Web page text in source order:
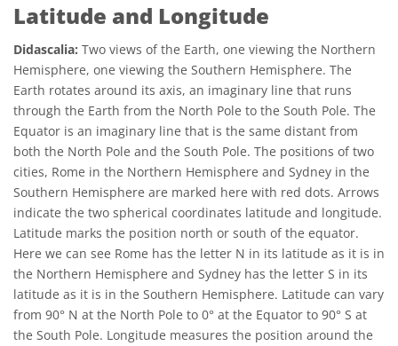
Latitude and Longitude
Didascalia: Two views of the Earth, one viewing the Northern
Hemisphere, one viewing the Southern Hemisphere. The
Earth rotates around its axis, an imaginary line that runs
through the Earth from the North Pole to the South Pole. The
Equator is an imaginary line that is the same distant from
both the North Pole and the South Pole. The positions of two
cities, Rome in the Northern Hemisphere and Sydney in the
Southern Hemisphere are marked here with red dots. Arrows
indicate the two spherical coordinates latitude and longitude.
Latitude marks the position north or south of the equator.
Here we can see Rome has the letter N in its latitude as it is in
the Northern Hemisphere and Sydney has the letter S in its
latitude as it is in the Southern Hemisphere. Latitude can vary
from 90° N at the North Pole to 0° at the Equator to 90° S at
the South Pole. Longitude measures the position around the